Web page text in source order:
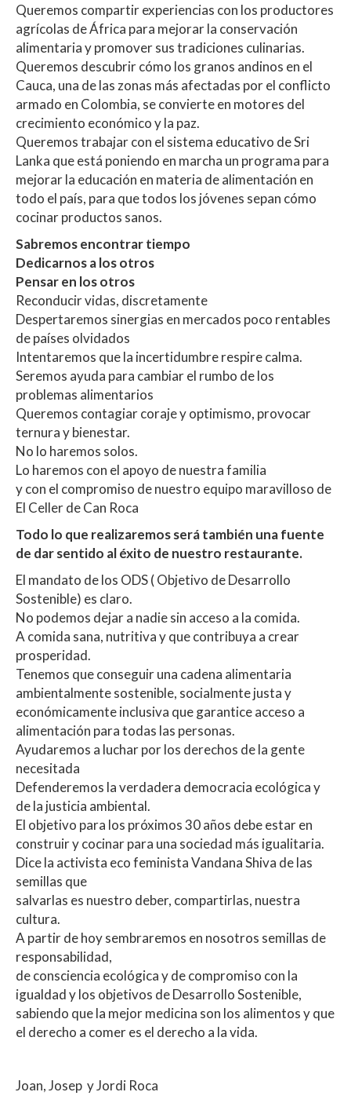
Queremos compartir experiencias con los productores
agrícolas de África para mejorar la conservación
alimentaria y promover sus tradiciones culinarias.
Queremos descubrir cómo los granos andinos en el
Cauca, una de las zonas más afectadas por el conflicto
armado en Colombia, se convierte en motores del
crecimiento económico y la paz.
Queremos trabajar con el sistema educativo de Sri
Lanka que está poniendo en marcha un programa para
mejorar la educación en materia de alimentación en
todo el país, para que todos los jóvenes sepan cómo
cocinar productos sanos.
Sabremos encontrar tiempo
Dedicarnos a los otros
Pensar en los otros
Reconducir vidas, discretamente
Despertaremos sinergias en mercados poco rentables
de países olvidados
Intentaremos que la incertidumbre respire calma.
Seremos ayuda para cambiar el rumbo de los
problemas alimentarios
Queremos contagiar coraje y optimismo, provocar
ternura y bienestar.
No lo haremos solos.
Lo haremos con el apoyo de nuestra familia
y con el compromiso de nuestro equipo maravilloso de
El Celler de Can Roca
Todo lo que realizaremos será también una fuente
de dar sentido al éxito de nuestro restaurante.
El mandato de los ODS ( Objetivo de Desarrollo
Sostenible) es claro.
No podemos dejar a nadie sin acceso a la comida.
A comida sana, nutritiva y que contribuya a crear
prosperidad.
Tenemos que conseguir una cadena alimentaria
ambientalmente sostenible, socialmente justa y
económicamente inclusiva que garantice acceso a
alimentación para todas las personas.
Ayudaremos a luchar por los derechos de la gente
necesitada
Defenderemos la verdadera democracia ecológica y
de la justicia ambiental.
El objetivo para los próximos 30 años debe estar en
construir y cocinar para una sociedad más igualitaria.
Dice la activista eco feminista Vandana Shiva de las
semillas que
salvarlas es nuestro deber, compartirlas, nuestra
cultura.
A partir de hoy sembraremos en nosotros semillas de
responsabilidad,
de consciencia ecológica y de compromiso con la
igualdad y los objetivos de Desarrollo Sostenible,
sabiendo que la mejor medicina son los alimentos y que
el derecho a comer es el derecho a la vida.
Joan, Josep y Jordi Roca